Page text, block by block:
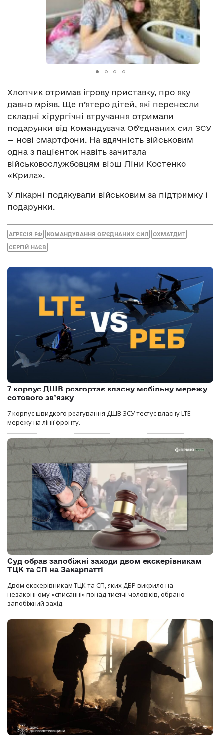
Хлопчик отримав ігрову приставку, про яку
давно мріяв. Ще п’ятеро дітей, які перенесли
складні хірургічні втручання отримали
подарунки від Командувача Об’єднаних сил ЗСУ
— нові смартфони. На вдячність військовим
одна з пацієнток навіть зачитала
військовослужбовцям вірш Ліни Костенко
«Крила».
У лікарні подякували військовим за підтримку і
подарунки.
АГРЕСІЯ РФ КОМАНДУВАННЯ ОБ'ЄДНАНИХ СИЛ ОХМАТДИТ
СЕРГІЙ НАЄВ
7 корпус ДШВ розгортає власну мобільну мережу
сотового зв’язку
7 корпус швидкого реагування ДШВ ЗСУ тестує власну LTE-
мережу на лінії фронту.
Суд обрав запобіжні заходи двом екскерівникам
ТЦК та СП на Закарпатті
Двом екскерівникам ТЦК та СП, яких ДБР викрило на
незаконному «списанні» понад тисячі чоловіків, обрано
запобіжний захід.